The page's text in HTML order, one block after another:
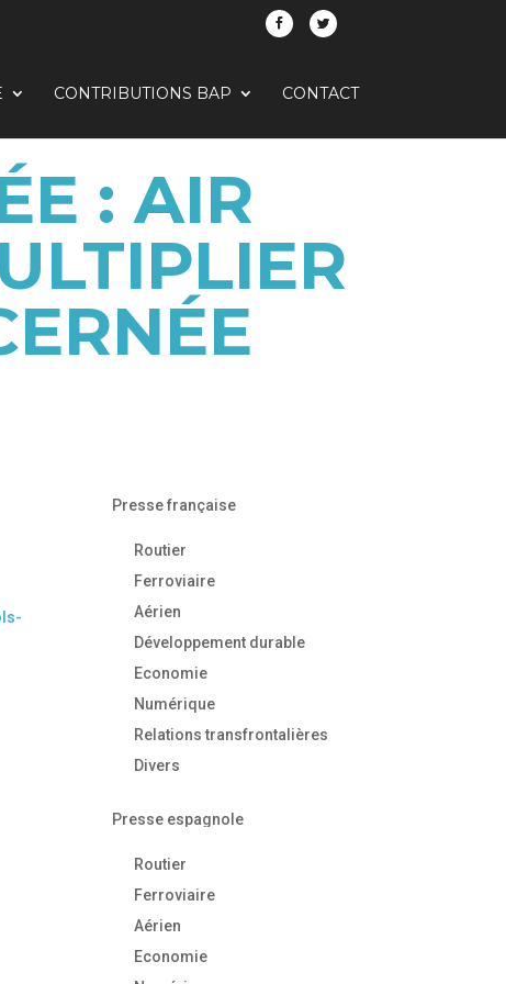
CONTRIBUTIONS BAP CONTACT
: AIR
Presse française
Routier
Ferroviaire
Aérien
Développement durable
Economie
Numérique
Relations transfrontalières
Divers
Presse espagnole
Routier
Ferroviaire
Aérien
Economie